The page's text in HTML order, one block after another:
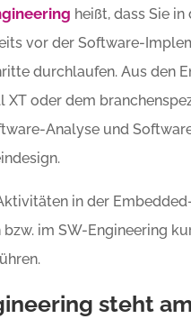
heißt, dass Sie
vor der Software-
durchlaufen. Aus den
XT oder dem
Analyse und
in der
im SW-Engineering
steht